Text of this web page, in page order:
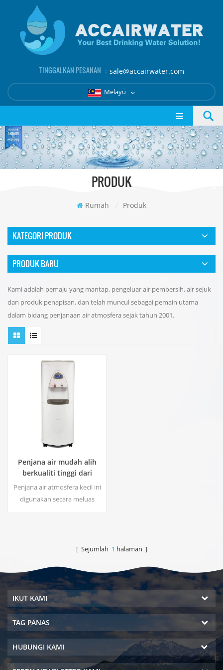
TINGGALKAN PESANAN ： sale@accairwater.com
Melayu
PRODUK
Rumah / Produk
KATEGORI PRODUK
PRODUK BARU
Kami adalah pemaju yang mantap, pengeluar air pembersih, air sejuk
dan produk penapisan, dan telah muncul sebagai pemain utama
dalam bidang penjanaan air atmosfera sejak tahun 2001.
Penjana air mudah alih
berkualiti tinggi dari
udara HR-77M
Penjana air atmosfera kecil ini
digunakan secara meluas
dan output air tulen sejuk.
[ Sejumlah 1 halaman ]
IKUT KAMI
TAG PANAS
HUBUNGI KAMI